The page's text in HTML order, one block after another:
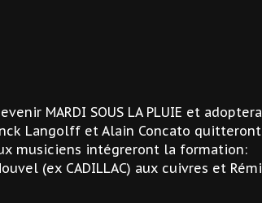
MARDI SOUS LA PLUIE et adoptera
Langolff et Alain Concato quitteront
musiciens intégreront la formation:
(ex CADILLAC) aux cuivres et Rémi